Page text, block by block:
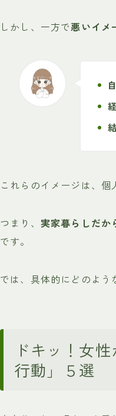
しかし、一方で悪いイメ
これらのイメージは、個
つまり、 実家暮らしだか
です。
では、具体的にどのよ
ドキッ！女
行動」５選